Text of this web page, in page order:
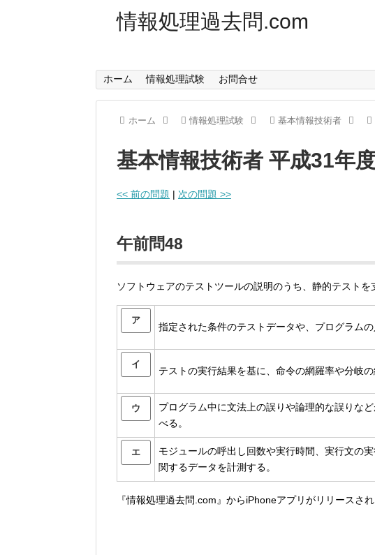
情報処理過去問.com
ホーム 情報処理試験 お問合せ
ホーム 情報処理試験 基本情報技術者
基本情報技術者 平成31年
<< 前の問題 | 次の問題 >>
午前問48
ソフトウェアのテストツールの説明のうち、静的テストを
ア
指定された条件のテストデータや、プログラム
イ
テストの実行結果を基に、命令の網羅率や分岐
ウ
プログラム中に文法上の誤りや論理的な誤りな
べる。
エ
モジュールの呼出し回数や実行時間、実行文の
関するデータを計測する。
『情報処理過去問.com』からiPhoneアプリがリリースされ